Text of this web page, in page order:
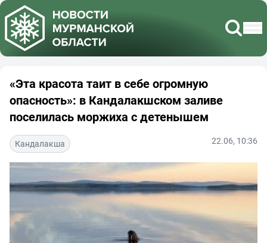
«Эта красота таит в себе огромную
опасность»: в Кандалакшском заливе
поселилась моржиха с детенышем
Кандалакша 22.06, 10:36